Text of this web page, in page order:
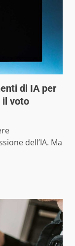
di IA per
il voto
dell’IA. Ma